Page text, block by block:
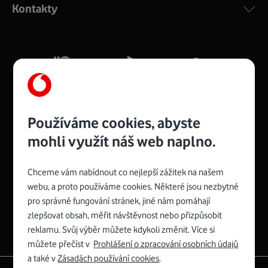
silný signál pro celou domácnost. Kompaktní rozměry 21
Více o COMPAL CH7465VF
Zyxel VMG8623-T50B:
Rozměry modemu jsou 16 x 22 x 7,5 cm (včetně stojánku)
a nabízí 4 gigabitové LAN porty a bezdrátové připojení Wi-
Fi ve verzích 802.11 b/g/n/ac pro frekvenci 2,4 GHz a
Spojte se s Vodafonem
Kontakty
Používáme cookies, abyste
mohli využít náš web naplno.
Chceme vám nabídnout co nejlepší zážitek na našem
webu, a proto používáme cookies. Některé jsou nezbytné
pro správné fungování stránek, jiné nám pomáhají
zlepšovat obsah, měřit návštěvnost nebo přizpůsobit
reklamu. Svůj výběr můžete kdykoli změnit. Více si
můžete přečíst v Prohlášení o zpracování osobních údajů
a také vZásadách používání cookies.